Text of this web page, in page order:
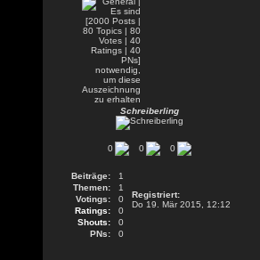
Schreiberling
0 0 0
Beiträge:
1
Themen:
1
Votings:
0
Ratings:
0
Shouts:
0
PNs:
0
Registriert:
Do 19. Mär 2015, 12:12